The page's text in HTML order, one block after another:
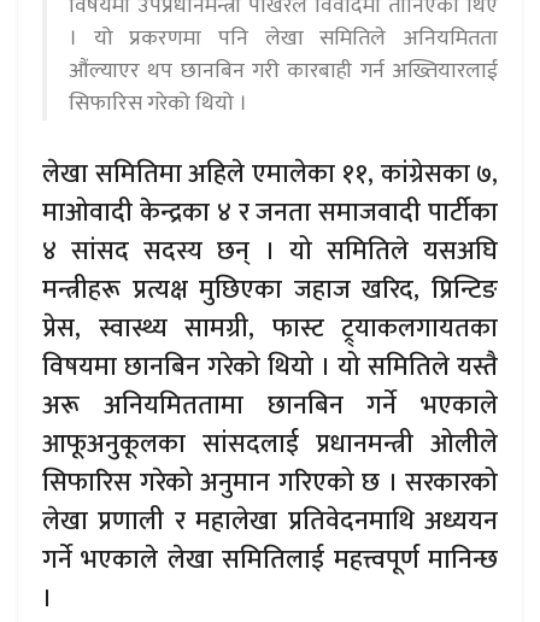
। यो प्रकरणमा पनि लेखा समितिले अनियमितता
औंल्याएर थप छानबिन गरी कारबाही गर्न अख्तियारलाई
सिफारिस गरेको थियो ।
लेखा समितिमा अहिले एमालेका ११, कांग्रेसका ७,
माओवादी केन्द्रका ४ र जनता समाजवादी पार्टीका
४ सांसद सदस्य छन् । यो समितिले यसअघि
मन्त्रीहरू प्रत्यक्ष मुछिएका जहाज खरिद, प्रिन्टिङ
प्रेस, स्वास्थ्य सामग्री, फास्ट ट्र्याकलगायतका
विषयमा छानबिन गरेको थियो । यो समितिले यस्तै
अरू अनियमिततामा छानबिन गर्ने भएकाले
आफूअनुकूलका सांसदलाई प्रधानमन्त्री ओलीले
सिफारिस गरेको अनुमान गरिएको छ । सरकारको
लेखा प्रणाली र महालेखा प्रतिवेदनमाथि अध्ययन
गर्ने भएकाले लेखा समितिलाई महत्त्वपूर्ण मानिन्छ
।